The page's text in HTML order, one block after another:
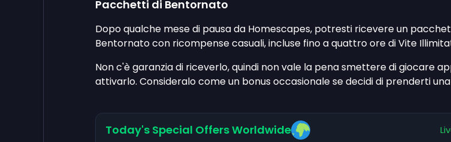
Pacchetti di Bentornato
Dopo qualche mese di pausa da Homescapes, potresti ricevere un
Bentornato con ricompense casuali, incluse fino a quattro ore di Vite
Non c'è garanzia di riceverlo, quindi non vale la pena smettere di giocare
attivarlo. Consideralo come un bonus occasionale se decidi di prenderti
Today's Special Offers Worldwide